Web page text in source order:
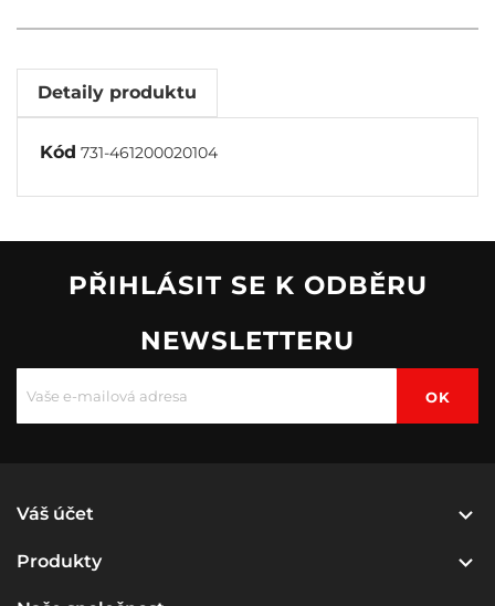
Detaily produktu
Kód 731-461200020104
PŘIHLÁSIT SE K ODBĚRU
NEWSLETTERU
Váš účet 
Produkty 